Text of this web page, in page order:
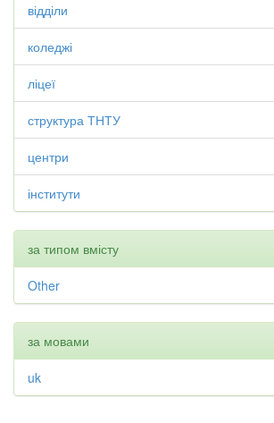
відділи
коледжі
ліцеї
структура ТНТУ
центри
інститути
за типом вмісту
Other
за мовами
uk